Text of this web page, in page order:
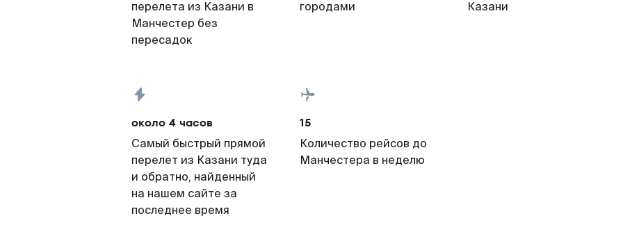
перелета из Казани в
Манчестер без
пересадок
городами
Казани
около 4 часов
Самый быстрый прямой
перелет из Казани туда
и обратно, найденный
на нашем сайте за
последнее время
15
Количество рейсов до
Манчестера в неделю